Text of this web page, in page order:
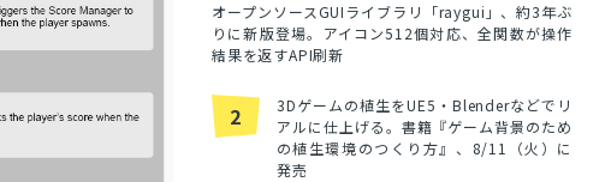
オープンソースGUIライブラリ「raygui」、約3年ぶ
りに新版登場。アイコン512個対応、全関数が操作
結果を返すAPI刷新
2
3Dゲームの植生をUE5・Blenderなどでリ
アルに仕上げる。書籍『ゲーム背景のため
の植生環境のつくり方』、8/11（火）に
発売